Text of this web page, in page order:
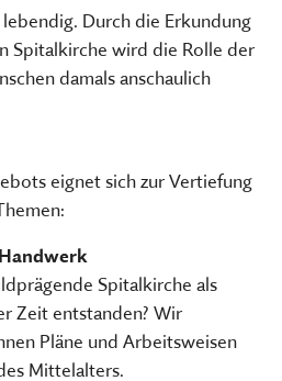
Durch die Erkundung
Spitalkirche wird die Rolle der
damals anschaulich
eignet sich zur Vertiefung
Spitalkirche als
Zeit entstanden? Wir
Pläne und Arbeitsweisen
Mittelalters.